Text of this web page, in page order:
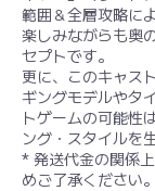
範囲＆全層攻略に
楽しみながらも奥
セプトです。
更に、このキャス
ギングモデルやタ
トゲームの可能性
ング・スタイルを
* 発送代金の関係
めご了承ください。